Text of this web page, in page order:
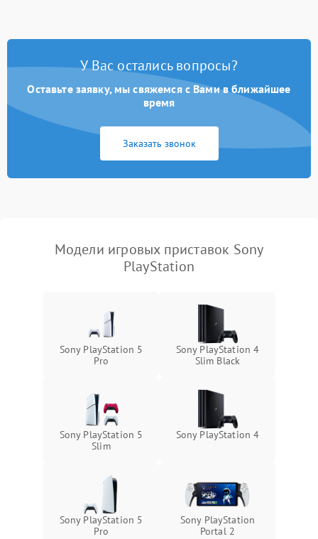
ИзображениеУ Вас остались вопросы?
Оставьте заявку, мы свяжемся с Вами в ближайшее
время
Заказать звонок
Модели игровых приставок Sony
PlayStation
Sony PlayStation 5
Pro
Sony PlayStation 4
Slim Black
Sony PlayStation 5
Slim
Sony PlayStation 4
Sony PlayStation 5
Pro
Sony PlayStation
Portal 2